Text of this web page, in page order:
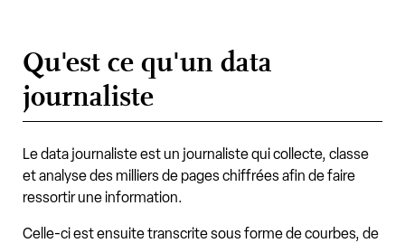
Qu'est ce qu'un data
journaliste
Le data journaliste est un journaliste qui collecte, classe
et analyse des milliers de pages chiffrées afin de faire
ressortir une information.
Celle-ci est ensuite transcrite sous forme de courbes, de